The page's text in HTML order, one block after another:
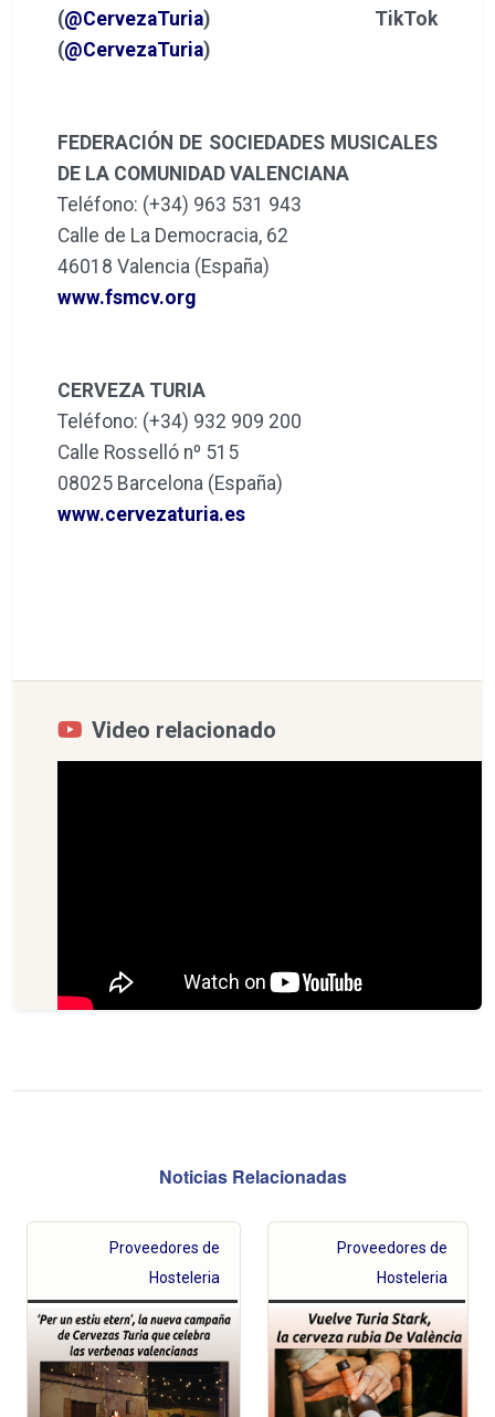
(@CervezaTuria)
TikTok
(@CervezaTuria)
FEDERACIÓN DE SOCIEDADES MUSICALES
DE LA COMUNIDAD VALENCIANA
Teléfono: (+34) 963 531 943
Calle de La Democracia, 62
46018 Valencia (España)
www.fsmcv.org
CERVEZA TURIA
Teléfono: (+34) 932 909 200
Calle Rosselló nº 515
08025 Barcelona (España)
www.cervezaturia.es
Video relacionado
Noticias Relacionadas
Proveedores de
Hosteleria
Proveedores de
Hosteleria